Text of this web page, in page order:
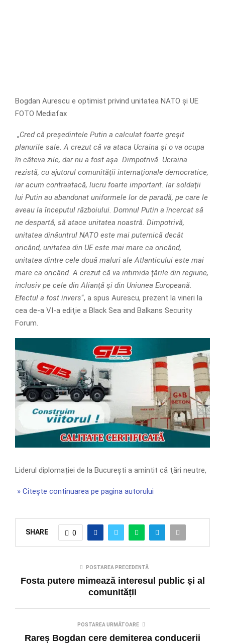
Bogdan Aurescu e optimist privind unitatea NATO și UE
FOTO Mediafax
„Cred că preşedintele Putin a calculat foarte greşit
planurile sale. A crezut că va ataca Ucraina şi o va ocupa
în câteva zile, dar nu a fost aşa. Dimpotrivă. Ucraina
rezistă, cu ajutorul comunităţii internaţionale democratice,
iar acum contraatacă, lucru foarte important. Iar soldaţii
lui Putin au abandonat uniformele lor de paradă, pe care le
aveau la începutul războiului. Domnul Putin a încercat să
ne despartă, să atace unitatea noastră. Dimpotrivă,
unitatea dinăuntrul NATO este mai puternică decât
oricând, unitatea din UE este mai mare ca oricând,
unitatea dintre cele două maluri ale Atlanticului este mai
mare ca oricând. A crezut că va intimida ţările din regiune,
inclusiv pe cele din Alianţă şi din Uniunea Europeană.
Efectul a fost invers“, a spus Aurescu, prezent la vineri la
cea de-a VI-a ediţie a Black Sea and Balkans Security
Forum.
Liderul diplomației de la București a amintit că ţări neutre,
» Citește continuarea pe pagina autorului
SHARE 0
POSTAREA PRECEDENTĂ
Fosta putere mimează interesul public și al
comunității
POSTAREA URMĂTOARE
Rareș Bogdan cere demiterea conducerii